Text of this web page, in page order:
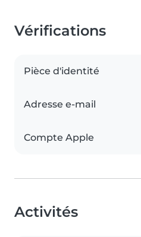
Vérifications
Pièce d'identité
Adresse e-mail
Compte Apple
Activités